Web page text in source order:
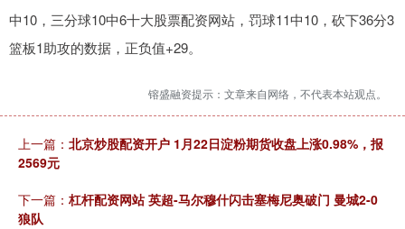
中10，三分球10中6十大股票配资网站，罚球11中10，砍下36分3
篮板1助攻的数据，正负值+29。
镕盛融资提示：文章来自网络，不代表本站观点。
上一篇： 北京炒股配资开户 1月22日淀粉期货收盘上涨0.98%，报
2569元
下一篇： 杠杆配资网站 英超-马尔穆什闪击塞梅尼奥破门 曼城2-0
狼队